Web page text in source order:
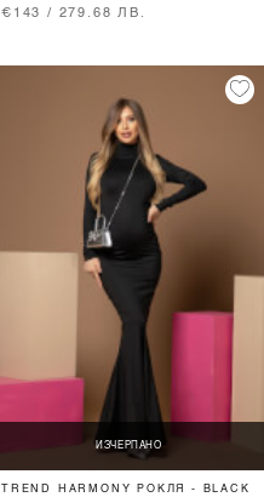
€143 / 279.68 ЛВ.
ИЗЧЕРПАНО
TREND HARMONY РОКЛЯ - BLACK